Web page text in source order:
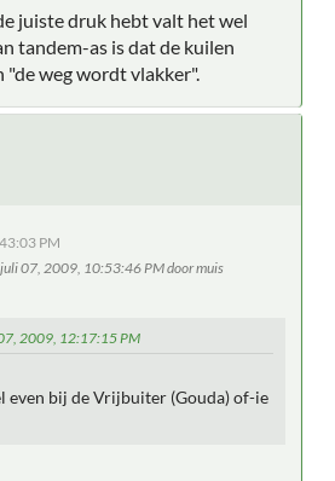
juiste druk hebt valt het wel
tandem-as is dat de kuilen
"de weg wordt vlakker".
PM
juli 07, 2009, 10:53:46 PM door muis
2009, 12:17:15 PM
even bij de Vrijbuiter (Gouda) of-ie